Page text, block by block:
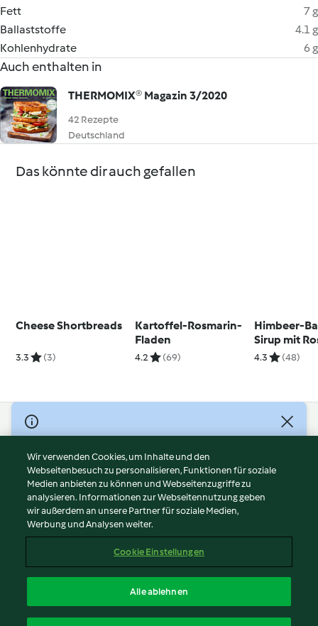
Fett
7 g
Ballaststoffe
4.1 g
Kohlenhydrate
6 g
Auch enthalten in
THERMOMIX® Magazin 3/2020
42 Rezepte
Deutschland
Das könnte dir auch gefallen
Cheese Shortbreads
3.3 (3)
Kartoffel-Rosmarin-
Fladen
4.2 (69)
Himbeer-
Sirup mit
4.3 (48)
© Copyright 2026
Nutzungsbedingungen
Datenschutzrichtlinien
Disclaimer
Impressum
Cookies
Abo kündigen
Erklärung zur Barrierefreiheit
Wir verwenden Cookies, um Inhalte und den
Webseitenbesuch zu personalisieren, Funktionen für soziale
Medien anbieten zu können und Webseitenzugriffe zu
analysieren. Informationen zur Webseitennutzung geben
wir außerdem an unsere Partner für soziale Medien,
Werbung und Analysen weiter.
Cookie Einstellungen
Alle ablehnen